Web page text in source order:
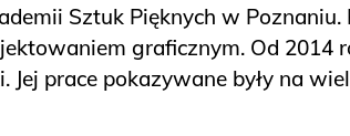
Sztuk Pięknych w
graficznym. Od 2014
Jej prace pokazywane były na